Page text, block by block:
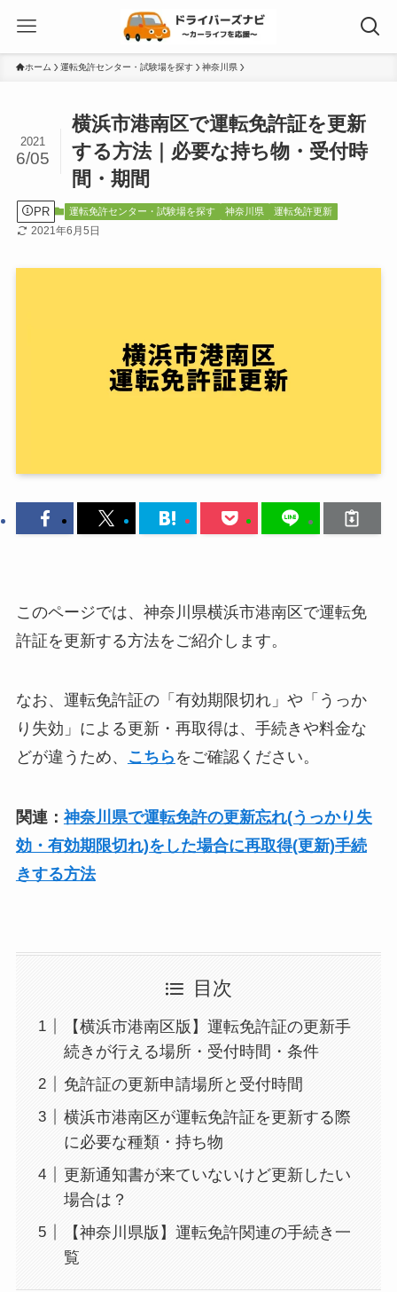
ホーム 運転免許センター・試験場を探す 神奈川県
横浜市港南区で運転免許証を更新
する方法｜必要な持ち物・受付時
間・期間
2021
6/05
PR 運転免許センター・試験場を探す 神奈川県 運転免許更新
2021年6月5日
このページでは、神奈川県横浜市港南区で運転免
許証を更新する方法をご紹介します。
なお、運転免許証の「有効期限切れ」や「うっか
り失効」による更新・再取得は、手続きや料金な
どが違うため、
こちら をご確認ください。
関連： 神奈川県で運転免許の更新忘れ(うっかり失
効・有効期限切れ)をした場合に再取得(更新)手続
きする方法
目次
【横浜市港南区版】運転免許証の更新手
続きが行える場所・受付時間・条件
免許証の更新申請場所と受付時間
横浜市港南区が運転免許証を更新する際
に必要な種類・持ち物
更新通知書が来ていないけど更新したい
場合は？
【神奈川県版】運転免許関連の手続き一
覧